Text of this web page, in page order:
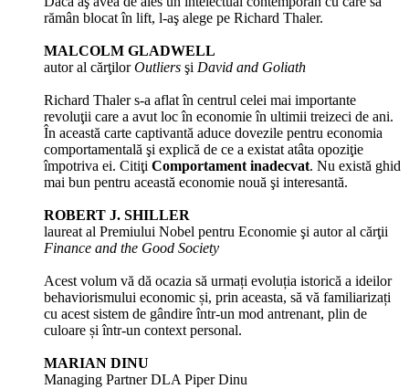
rămân blocat în lift, l-aş alege pe Richard Thaler.
MALCOLM GLADWELL
autor al cărţilorOutliers şi David and Goliath
Richard Thaler s-a aflat în centrul celei mai importante
revoluţii care a avut loc în economie în ultimii treizeci de ani.
În această carte captivantă aduce dovezile pentru economia
comportamentală şi explică de ce a existat atâta opoziţie
împotriva ei. Citiţi Comportament inadecvat. Nu există ghid
mai bun pentru această economie nouă şi interesantă.
ROBERT J. SHILLER
laureat al Premiului Nobel pentru Economie şi autor al cărţii
Finance and the Good Society
Acest volum vă dă ocazia să urmați evoluția istorică a ideilor
behaviorismului economic și, prin aceasta, să vă familiarizați
cu acest sistem de gândire într-un mod antrenant, plin de
culoare și într-un context personal.
MARIAN DINU
Managing Partner DLA Piper Dinu